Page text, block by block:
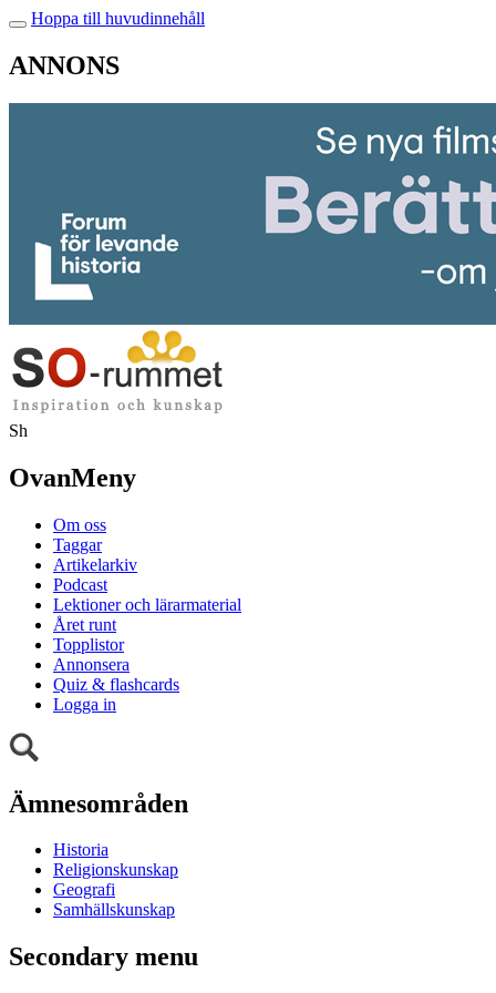
Hoppa till huvudinnehåll
ANNONS
Sh
OvanMeny
Om oss
Taggar
Artikelarkiv
Podcast
Lektioner och lärarmaterial
Året runt
Topplistor
Annonsera
Quiz & flashcards
Logga in
Ämnesområden
Historia
Religionskunskap
Geografi
Samhällskunskap
Secondary menu